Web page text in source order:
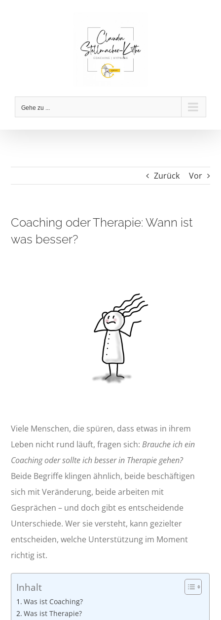
Gehe zu ...
Zurück Vor
Coaching oder Therapie: Wann ist
was besser?
Viele Menschen, die spüren, dass etwas in ihrem
Leben nicht rund läuft, fragen sich:Brauche ich ein
Coaching oder sollte ich besser in Therapie gehen?
Beide Begriffe klingen ähnlich, beide beschäftigen
sich mit Veränderung, beide arbeiten mit
Gesprächen – und doch gibt es entscheidende
Unterschiede. Wer sie versteht, kann gezielter
entscheiden, welche Unterstützung im Moment
richtig ist.
Inhalt
Was ist Coaching?
Was ist Therapie?